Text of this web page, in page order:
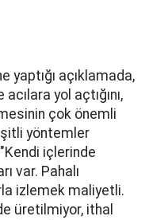
yaptığı açıklamada,
yol açtığını,
çok önemli
yöntemler
"Kendi içlerinde
var. Pahalı
izlemek maliyetli.
üretilmiyor, ithal